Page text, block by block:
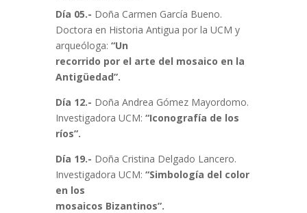
Día 05.- Doña Carmen García Bueno.
Doctora en Historia Antigua por la UCM y
arqueóloga: “Un
recorrido por el arte del mosaico en la
Antigüedad”.
Día 12.- Doña Andrea Gómez Mayordomo.
Investigadora UCM: “Iconografía de los
ríos”.
Día 19.- Doña Cristina Delgado Lancero.
Investigadora UCM: “Simbología del color
en los
mosaicos Bizantinos”.